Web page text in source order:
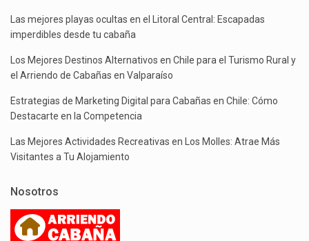
Las mejores playas ocultas en el Litoral Central: Escapadas
imperdibles desde tu cabaña
Los Mejores Destinos Alternativos en Chile para el Turismo Rural y
el Arriendo de Cabañas en Valparaíso
Estrategias de Marketing Digital para Cabañas en Chile: Cómo
Destacarte en la Competencia
Las Mejores Actividades Recreativas en Los Molles: Atrae Más
Visitantes a Tu Alojamiento
Nosotros